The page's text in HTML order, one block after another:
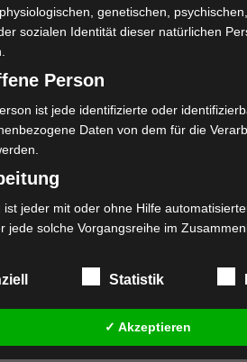
2026:
Rettung
Hannover: Polizei setzt
Koffer für Prävention ein
genetischen,
sozialen Identität dieser natürlichen
Person
ist jede identifizierte oder
Daten von dem für die
ist jeder mit oder ohne Hilfe
jede solche Vorgangsreihe im
Speicherung, die Anpassung oder
die Verwendung, die Offenlegung durch
Form der Bereitstellung, den
das Löschen oder die Vernichtung.
der Verarbeitung
Statistik
✓ Akzeptieren